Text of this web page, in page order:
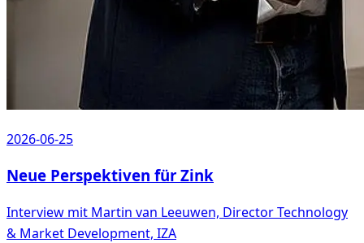
2026-06-25
Neue Perspektiven für Zink
Interview mit Martin van Leeuwen, Director Technology
& Market Development, IZA